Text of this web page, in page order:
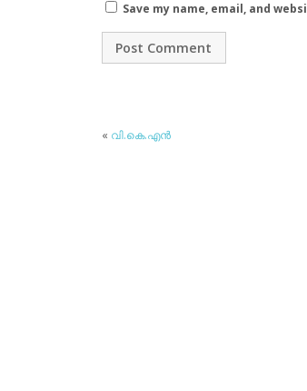
Save my name, email, and
« വി.കെ.എന്‍